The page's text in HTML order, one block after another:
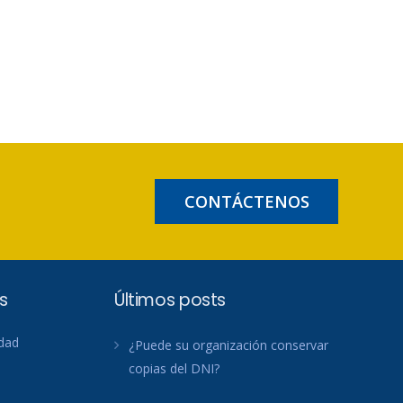
CONTÁCTENOS
Últimos posts
¿Puede su organización conservar
copias del DNI?